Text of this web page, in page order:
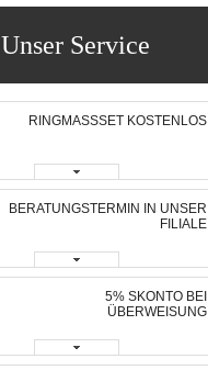
Unser Service
RINGMASSSET KOSTENLOS
BERATUNGSTERMIN IN UNSER
FILIALE
5% SKONTO BEI
ÜBERWEISUNG